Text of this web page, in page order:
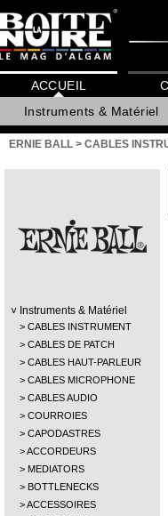
ACCUEIL
Instruments & Matériel
ERNIE BALL > CABLES
Instruments & Matériel
CABLES INSTRUMENT
CABLES DE PATCH
CABLES HAUT-PARLEUR
CABLES MICROPHONE
CABLES AUDIO
COURROIES
CAPODASTRES
ACCORDEURS
MEDIATORS
BOTTLENECKS
ACCESSOIRES